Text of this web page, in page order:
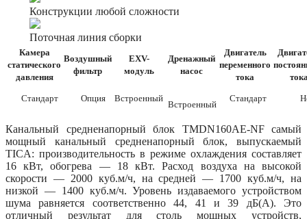
Конструкции любой сложности
Поточная линия сборки
Камера
статического
давления
Воздушный
фильтр
EXV-
модуль
Дренажный
насос
Двигатель
переменного
тока
Стандарт Опция Встроенный
Встроенный
Стандарт
Канальный средненапорный блок TMDN160AE-NF самый
мощный канальный средненапорный блок, выпускаемый
TICA: производительность в режиме охлаждения составляет
16 кВт, обогрева — 18 кВт. Расход воздуха на высокой
скорости — 2000 куб.м/ч, на средней — 1700 куб.м/ч, на
низкой — 1400 куб.м/ч. Уровень издаваемого устройством
шума равняется соответственно 44, 41 и 39 дБ(А). Это
отличный результат для столь мощных устройств,